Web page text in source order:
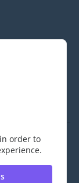
order to
มหาวิทยาลัย